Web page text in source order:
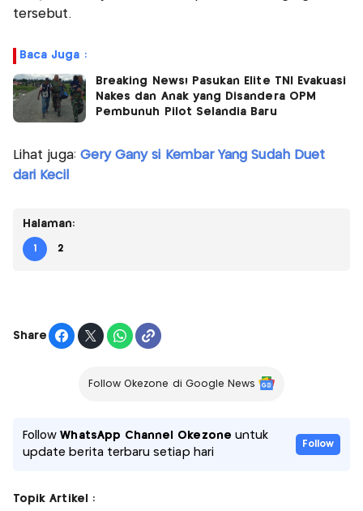
tersebut.
Baca Juga :
Breaking News! Pasukan Elite TNI Evakuasi
Nakes dan Anak yang Disandera OPM
Pembunuh Pilot Selandia Baru
Lihat juga: Gery Gany si Kembar Yang Sudah Duet
dari Kecil
Halaman:
1 2
Share
Follow Okezone di Google News
FollowWhatsApp Channel Okezone untuk
update berita terbaru setiap hari
Follow
Topik Artikel :